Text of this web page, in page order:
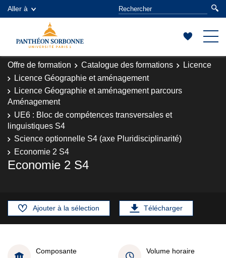
Aller à
Offre de formation Catalogue des formations
Licence
Licence Géographie et aménagement
Licence Géographie et aménagement parcours
Aménagement
UE6 : Bloc de compétences transversales et
linguistiques S4
Science optionnelle S4 (axe Pluridisciplinarité)
Economie 2 S4
Economie 2 S4
Ajouter à la sélection Télécharger
Composante
Volume horaire